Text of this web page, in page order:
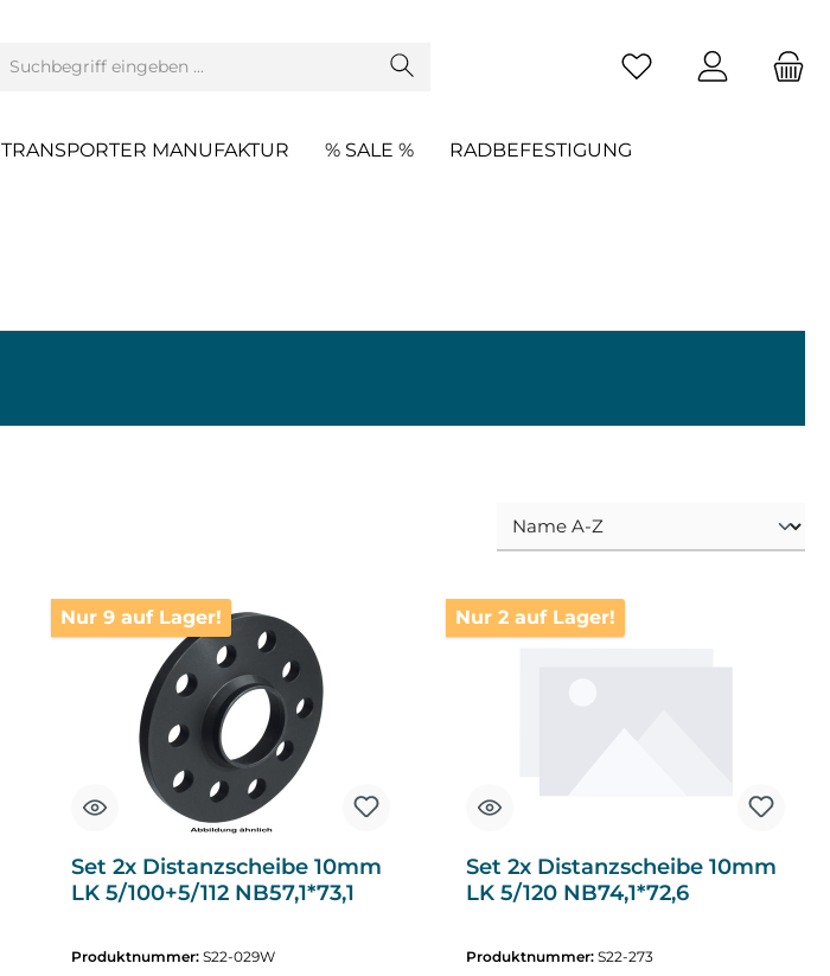
TRANSPORTER MANUFAKTUR % SALE % RADBEFESTIGUNG
Nur 9 auf Lager!
Set 2x Distanzscheibe 10mm
LK 5/100+5/112 NB57,1*73,1
Produktnummer: S22-029W
Nur 2 auf Lager!
Set 2x Distanzscheibe 10mm
LK 5/120 NB74,1*72,6
Produktnummer: S22-273